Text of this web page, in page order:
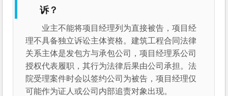
诉？
业主不能将项目经理列为直接被告，项目经
理不具备独立诉讼主体资格。建筑工程合同法律
关系主体是发包方与承包公司，项目经理系公司
授权代表履职，其行为法律后果由公司承担。法
院受理案件时会以签约公司为被告，项目经理仅
可能作为证人或公司内部追责对象出现。